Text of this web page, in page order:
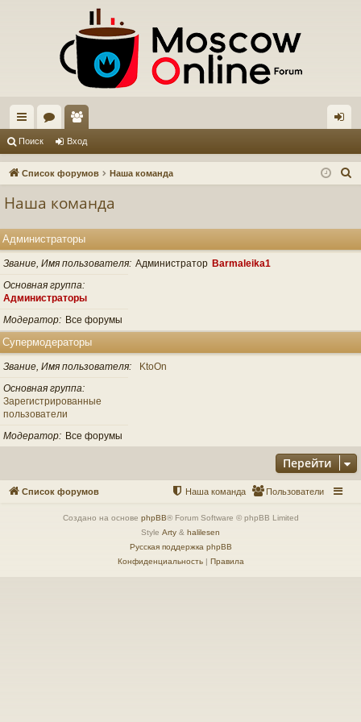
с
ы ум
ол
ьз
ел
и
д
Поиск Вход
Список форумов Наша команда
Наша команда
Администраторы
Звание, Имя пользователя Администратор Barmaleika1
Основная группа
Администраторы
Модератор
Все форумы
Супермодераторы
Звание, Имя пользователя
KtoOn
Основная группа
Зарегистрированные
пользователи
Модератор
Все форумы
Перейти
Список форумов Пользователи
Наша команда
Создано на основе phpBB® Forum Software © phpBB Limited
Style Arty & halilesen
Русская поддержка phpBB
Конфиденциальность| Правила